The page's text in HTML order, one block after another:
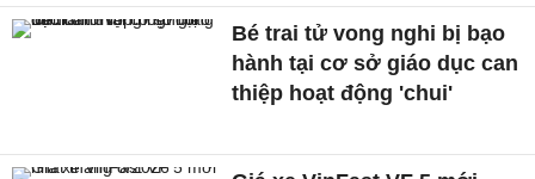
Giá xe VinFast VF 5 mới
nhất tháng 8/2026